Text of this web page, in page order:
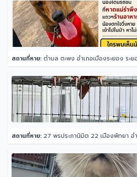
สถานที่หาย: ตำบล ตะพง อำเภอเมืองระยอง ระ
สถานที่หาย: 27 พรประภานิมิต 22 เมืองพัทยา อ